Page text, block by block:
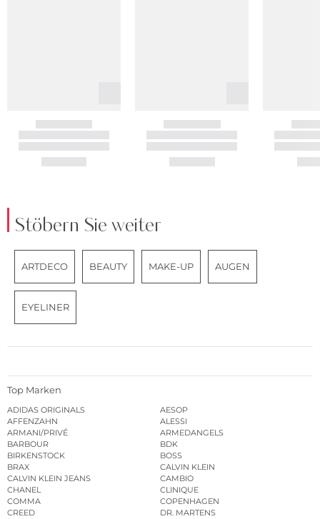
Stöbern Sie weiter
ARTDECO BEAUTY MAKE-UP AUGEN
EYELINER
Top Marken
ADIDAS ORIGINALS
AESOP
AFFENZAHN
ALESSI
ARMANI/PRIVÉ
ARMEDANGELS
BARBOUR
BDK
BIRKENSTOCK
BOSS
BRAX
CALVIN KLEIN
CALVIN KLEIN JEANS
CAMBIO
CHANEL
CLINIQUE
COMMA
COPENHAGEN
CREED
DR. MARTENS